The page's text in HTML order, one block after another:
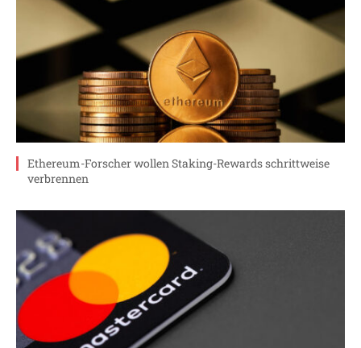
Ethereum-Forscher wollen Staking-Rewards schrittweise
verbrennen